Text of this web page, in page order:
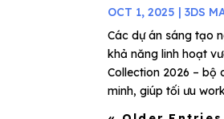
OCT 1, 2025 |3DS
Các dự án sáng tạo
khả năng linh hoạt
Collection 2026 –
minh, giúp tối ưu